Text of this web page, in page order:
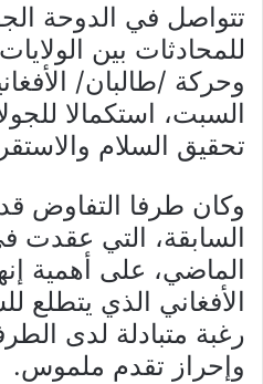
تتواصل في الدوحة
للمحادثات بين
وحركة /طالبان/
السبت، استكمالا
تحقيق السلام
وكان طرفا التفاوض
الماضي، على أهمية
الأفغاني الذي يتطلع
رغبة متبادلة لدى
وإحراز تقدم ملموس.